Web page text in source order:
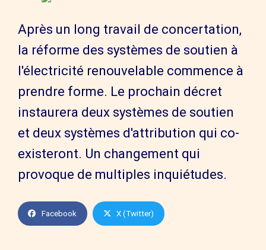
Après un long travail de concertation,
la réforme des systèmes de soutien à
l'électricité renouvelable commence à
prendre forme. Le prochain décret
instaurera deux systèmes de soutien
et deux systèmes d'attribution qui co-
existeront. Un changement qui
provoque de multiples inquiétudes.
Facebook X (Twitter)